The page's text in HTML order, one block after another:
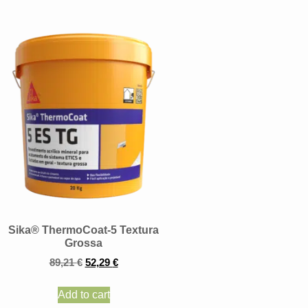
Sika® ThermoCoat-5 Textura
Grossa
89,21€ 52,29 €
Add to cart